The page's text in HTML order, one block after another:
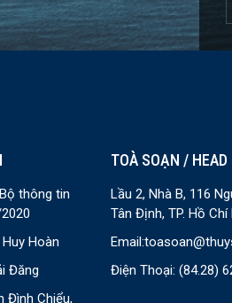
thông tin
Hoàn
Đăng
Đình Chiểu,
TOÀ SOẠN / HEAD
Lầu 2, Nhà B, 116
Tân Định, TP. Hồ Chí
Email:
Điện Thoại: (84.28)